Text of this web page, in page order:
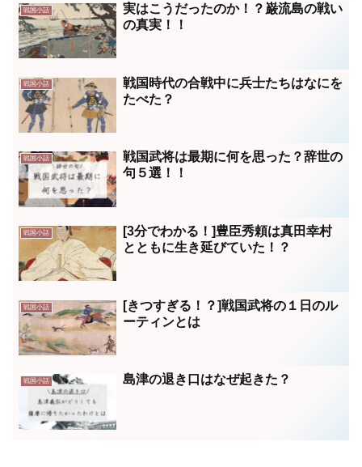
戦国小話
実はこうだったのか！？巌流島の戦い
の真実！！
戦国小話
戦国時代の合戦中に兵士たちはなにを
たべた？
戦国小話
戦国武将は最期に何を思った？辞世の
句５選！！
戦国小話
[3分でわかる！]豊臣秀頼は真田幸村
とともに生き延びていた！？
戦国小話
[きつすぎる！？]戦国武将の１日のル
ーティンとは
戦国小話 島津の退き口はなぜ起きた？